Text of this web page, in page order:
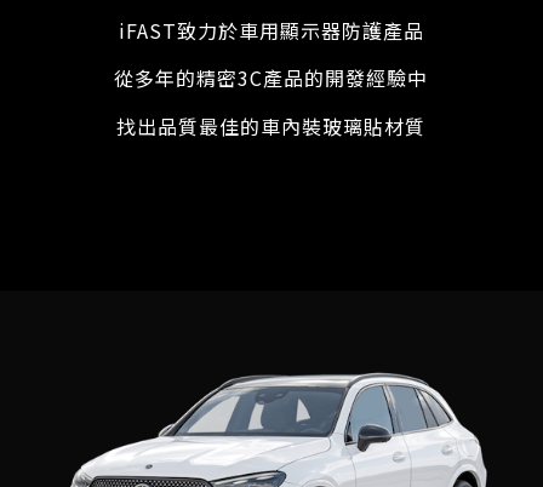
iFAST致力於車用顯示器防護產品
從多年的精密3C產品的開發經驗中
找出品質最佳的車內裝玻璃貼材質